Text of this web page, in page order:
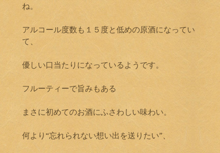
ね。
アルコール度数も１５度と低めの原酒になってい
て、
優しい口当たりになっているようです。
フルーティーで旨みもある
まさに初めてのお酒にふさわしい味わい。
何より“忘れられない想い出を送りたい”、